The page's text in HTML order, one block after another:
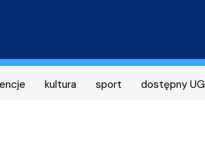
kultura sport dostępny UG